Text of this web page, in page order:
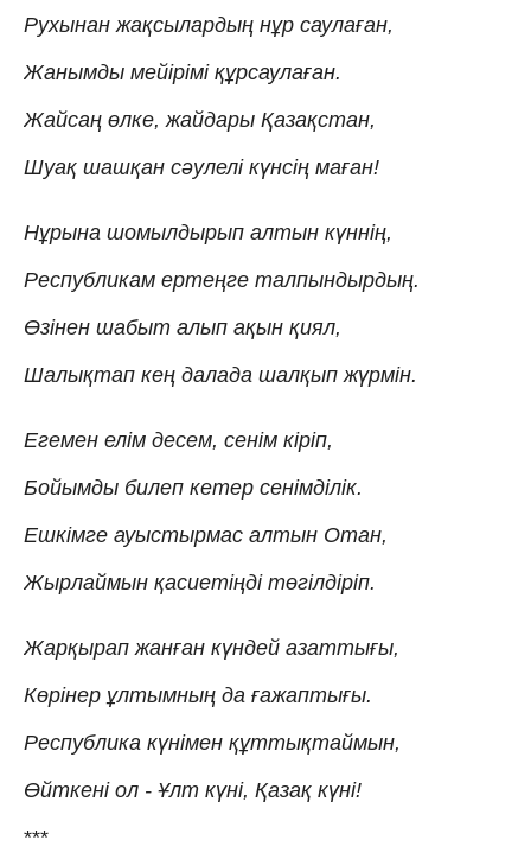
Рухынан жақсылардың нұр саулаған,
Жанымды мейірімі құрсаулаған.
Жайсаң өлке, жайдары Қазақстан,
Шуақ шашқан сәулелі күнсің маған!
Нұрына шомылдырып алтын күннің,
Республикам ертеңге талпындырдың.
Өзінен шабыт алып ақын қиял,
Шалықтап кең далада шалқып жүрмін.
Егемен елім десем, сенім кіріп,
Бойымды билеп кетер сенімділік.
Ешкімге ауыстырмас алтын Отан,
Жырлаймын қасиетіңді төгілдіріп.
Жарқырап жанған күндей азаттығы,
Көрінер ұлтымның да ғажаптығы.
Республика күнімен құттықтаймын,
Өйткені ол - Ұлт күні, Қазақ күні!
***